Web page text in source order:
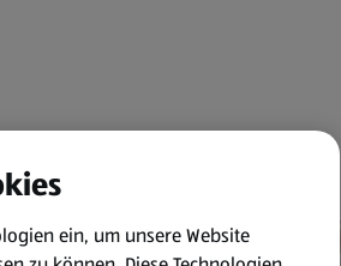
ein, um unsere Website